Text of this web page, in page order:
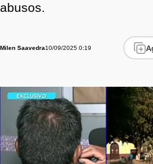
abusos.
Milen Saavedra10/09/2025 0:19